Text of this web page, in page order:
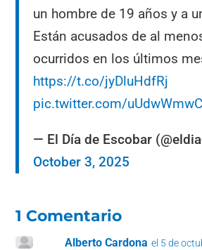
un hombre de 19 años y a
Están acusados de al
ocurridos en los últimos
https://t.co/jyDluHdfRj
pic.twitter.com/
— El Día de Escobar
October 3, 2025
1 Comentario
Alberto Cardona el 5 de